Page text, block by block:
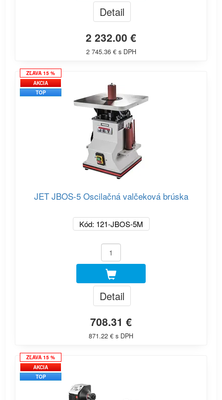
Detail
2 232.00 €
2 745.36 € s DPH
ZĽAVA 15 %
AKCIA
TOP
JET JBOS-5 Oscilačná valčeková brúska
Kód: 121-JBOS-5M
Detail
708.31 €
871.22 € s DPH
ZĽAVA 15 %
AKCIA
TOP